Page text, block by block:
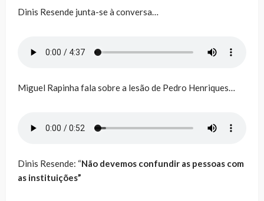
Dinis Resende junta-se à conversa…
Miguel Rapinha fala sobre a lesão de Pedro Henriques…
Dinis Resende: “Não devemos confundir as pessoas com
as instituições”